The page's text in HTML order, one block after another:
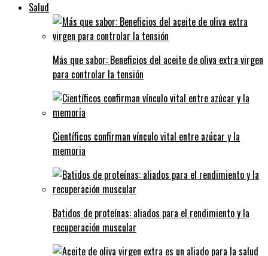
Salud
Más que sabor: Beneficios del aceite de oliva extra virgen
para controlar la tensión
Científicos confirman vínculo vital entre azúcar y la
memoria
Batidos de proteínas: aliados para el rendimiento y la
recuperación muscular